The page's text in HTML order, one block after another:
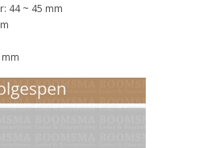
44 ~ 45 mm